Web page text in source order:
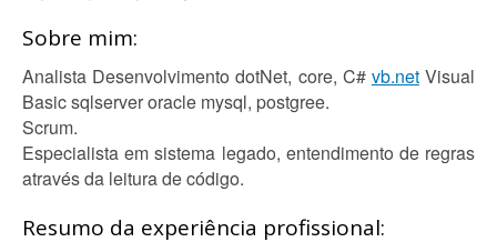
Sobre mim:
Analista Desenvolvimento dotNet, core, C# vb.netVisual
Basic sqlserver oracle mysql, postgree.
Scrum.
Especialista em sistema legado, entendimento de regras
através da leitura de código.
Resumo da experiência profissional: